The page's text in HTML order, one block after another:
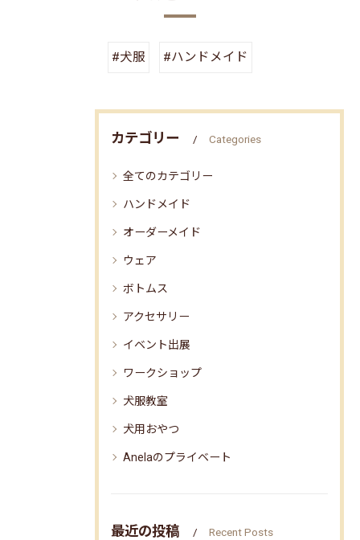
#犬服 #ハンドメイド
カテゴリー Categories
全てのカテゴリー
ハンドメイド
オーダーメイド
ウェア
ボトムス
アクセサリー
イベント出展
ワークショップ
犬服教室
犬用おやつ
Anelaのプライベート
最近の投稿 Recent Posts